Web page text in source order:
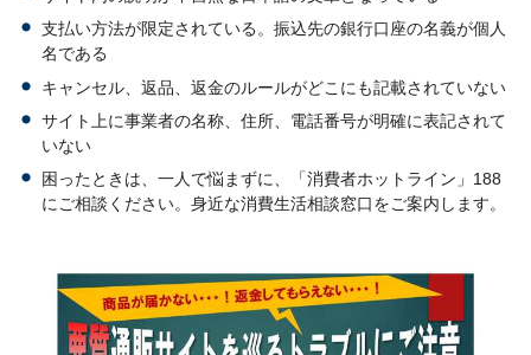
支払い方法が限定されている。振込先の銀行口座の名義が個人
名である
キャンセル、返品、返金のルールがどこにも記載されていない
サイト上に事業者の名称、住所、電話番号が明確に表記されて
いない
困ったときは、一人で悩まずに、「消費者ホットライン」188
にご相談ください。身近な消費生活相談窓口をご案内します。